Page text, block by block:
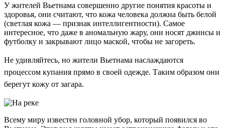
У жителей Вьетнама совершенно другие понятия красоты и
здоровья, они считают, что кожа человека должна быть белой
(светлая кожа — признак интеллигентности). Самое
интересное, что даже в аномальную жару, они носят джинсы и
футболку и закрывают лицо маской, чтобы не загореть.
Не удивляйтесь, но жители Вьетнама наслаждаются
процессом купания прямо в своей одежде. Таким образом они
берегут кожу от загара.
Всему миру известен головной убор, который появился во